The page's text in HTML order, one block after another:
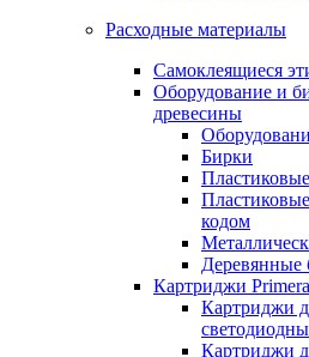
Расходные материалы
Самоклеящиеся
Оборудование и
древесины
Бирки
кодом
Деревянные
Картриджи Primera
Картриджи
Картриджи